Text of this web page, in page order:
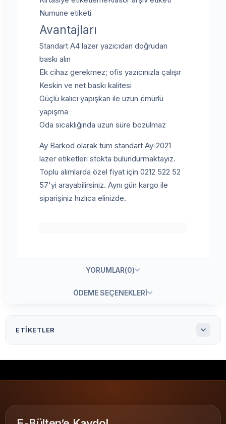
Numune etiketi
Avantajları
Standart A4 lazer yazıcıdan doğrudan
baskı alın
Ek cihaz gerekmez; ofis yazıcınızla çalışır
Keskin ve net baskı kalitesi
Güçlü kalıcı yapışkan ile uzun ömürlü
yapışma
Oda sıcaklığında uzun süre bozulmaz
Ay Barkod olarak tüm standart Ay-2021
lazer etiketleri stokta bulundurmaktayız.
Toplu alımlarda özel fiyat için 0212 522 52
57'yi arayabilirsiniz. Aynı gün kargo ile
siparişiniz hızlıca elinizde.
YORUMLAR(0)
ÖDEME SEÇENEKLERI
ETIKETLER
Ay-2021 63.5x38.1 A4 Lazer Etiket